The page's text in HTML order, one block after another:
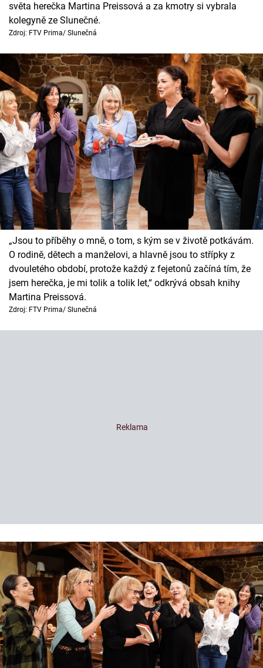
světa herečka Martina Preissová a za kmotry si vybrala
kolegyně ze Slunečné.
Zdroj: FTV Prima/ Slunečná
„Jsou to příběhy o mně, o tom, s kým se v životě potkávám.
O rodině, dětech a manželovi, a hlavně jsou to střípky z
dvouletého období, protože každý z fejetonů začíná tím, že
jsem herečka, je mi tolik a tolik let,“ odkrývá obsah knihy
Martina Preissová.
Zdroj: FTV Prima/ Slunečná